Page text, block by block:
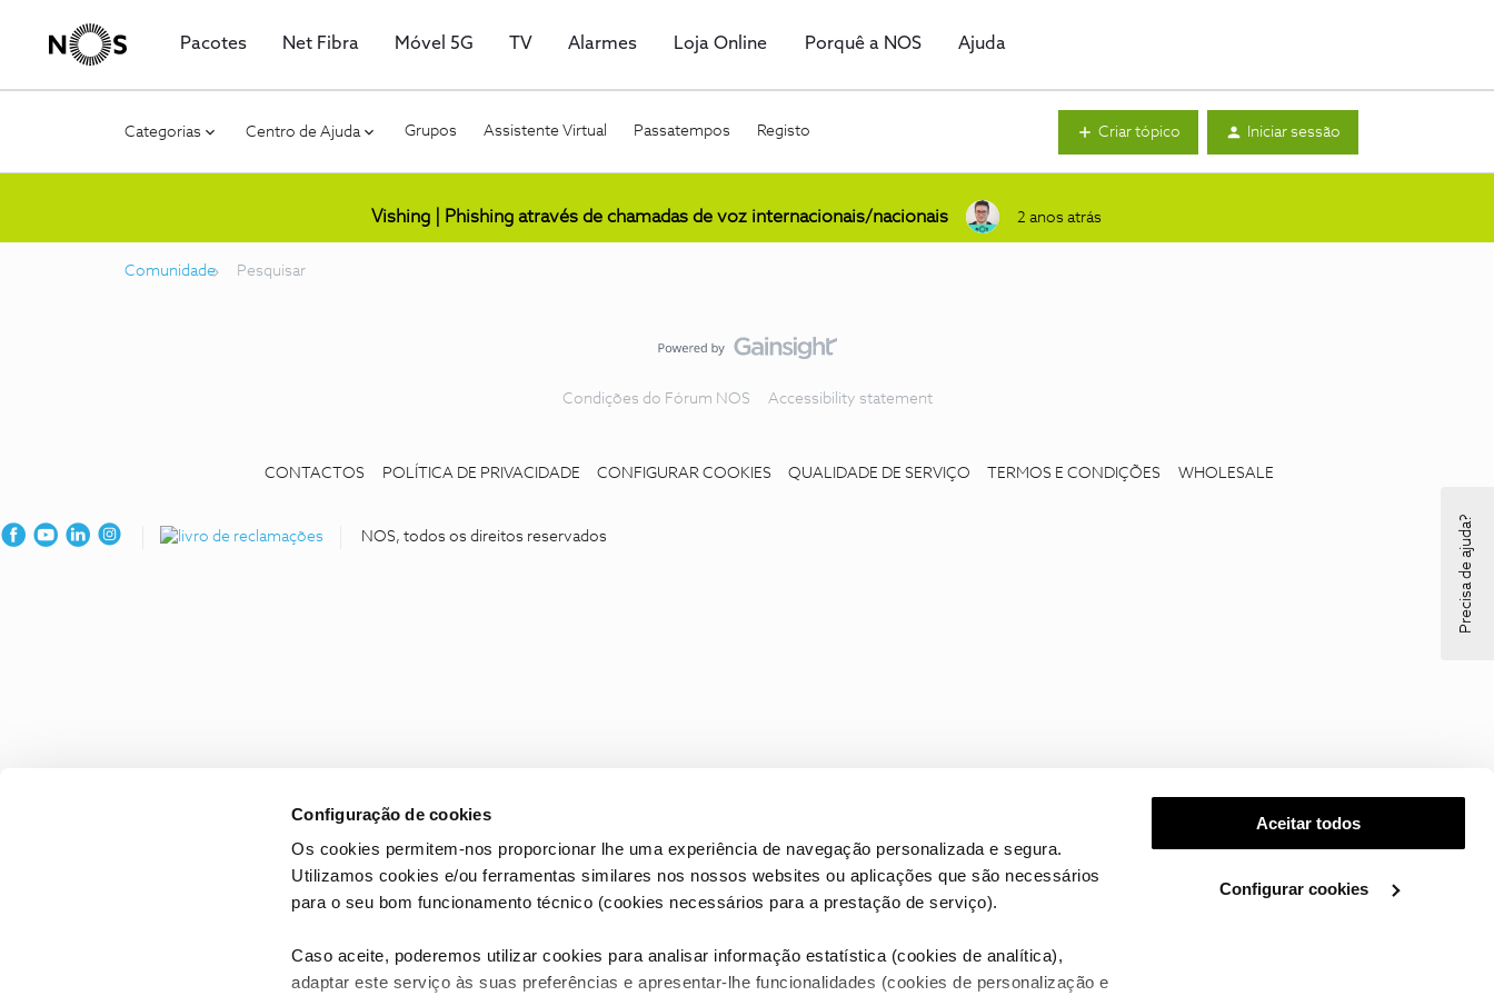
Configuração de cookies
Os cookies permitem-nos proporcionar lhe uma experiência de navegação personalizada e segura.
Utilizamos cookies e/ou ferramentas similares nos nossos websites ou aplicações que são necessários
para o seu bom funcionamento técnico (cookies necessários para a prestação de serviço).
Caso aceite, poderemos utilizar cookies para analisar informação estatística (cookies de analítica),
adaptar este serviço às suas preferências e apresentar-lhe funcionalidades (cookies de personalização e
Aceitar todos
Configurar cookies
Pacotes Net Fibra Móvel 5G TV Alarmes Loja Online Porquê a NOS Ajuda
Categorias Centro de Ajuda Grupos Assistente Virtual Passatempos Registo Criar tópico Iniciar sessão
Vishing | Phishing através de chamadas de voz internacionais/nacionais 2 anos atrás
Comunidade Pesquisar
Condições do Fórum NOS Accessibility statement
CONTACTOS POLÍTICA DE PRIVACIDADE CONFIGURAR COOKIES QUALIDADE DE SERVIÇO TERMOS E CONDIÇÕES WHOLESALE
NOS, todos os direitos reservados Precisa de ajuda?